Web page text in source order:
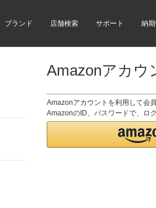
ブランド 店舗検索 サポート 納
Amazonアカウ
Amazonアカウントを利用して会
AmazonのID、パスワードで、ロ